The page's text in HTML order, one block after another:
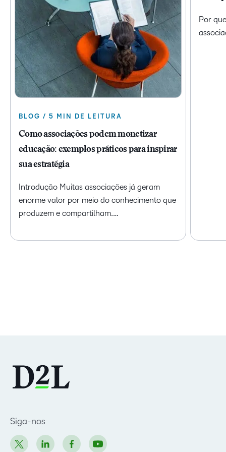
BLOG / 5 MIN DE LEITURA
Como associações podem monetizar
educação: exemplos práticos para inspirar
sua estratégia
Introdução Muitas associações já geram
enorme valor por meio do conhecimento que
produzem e compartilham.…
Por
Siga-nos